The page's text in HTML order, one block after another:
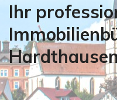
Ihr